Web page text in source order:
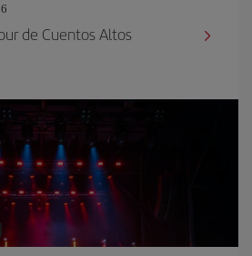
de Cuentos Altos